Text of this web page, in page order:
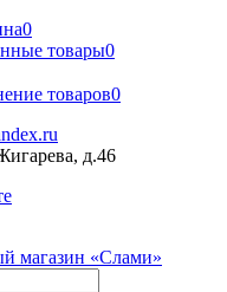
0
товары0
товаров0
д.46